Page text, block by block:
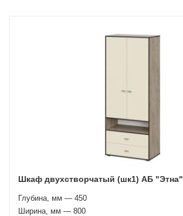
Шкаф двухстворчатый (шк1) АБ "Этна"
Глубина, мм — 450
Ширина, мм — 800